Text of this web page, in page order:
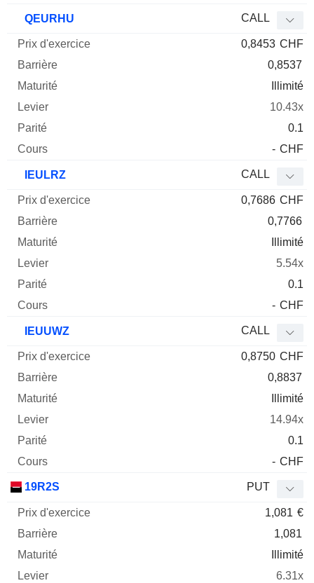
QEURHU CALL
0,8453 CHF
0,8537
Illimité
10.43x
0.1
- CHF
IEULRZ CALL
0,7686 CHF
0,7766
Illimité
5.54x
0.1
- CHF
IEUUWZ CALL
0,8750 CHF
0,8837
Illimité
14.94x
0.1
- CHF
19R2S PUT
1,081 €
1,081
Illimité
6.31x